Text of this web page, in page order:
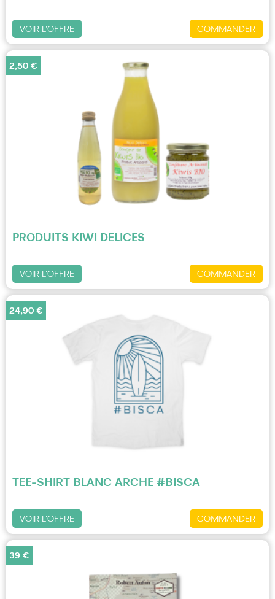
COMMANDER
VOIR L'OFFRE
PRODUITS KIWI DELICES
COMMANDER
VOIR L'OFFRE
2,50 €
TEE-SHIRT BLANC ARCHE #BISCA
COMMANDER
VOIR L'OFFRE
24,90 €
39 €